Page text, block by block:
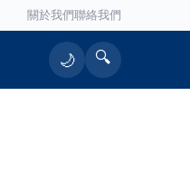
關於我們聯絡我們
🌙 🔍